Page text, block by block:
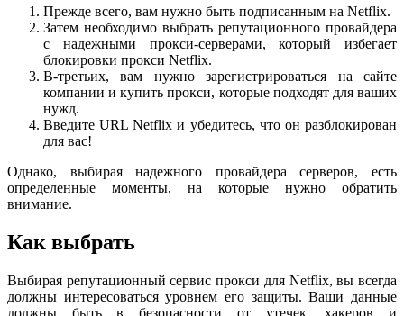
Прежде всего, вам нужно быть подписанным на Netflix.
Затем необходимо выбрать репутационного провайдера
с надежными прокси-серверами, который избегает
блокировки прокси Netflix.
В-третьих, вам нужно зарегистрироваться на сайте
компании и купить прокси, которые подходят для ваших
нужд.
Введите URL Netflix и убедитесь, что он разблокирован
для вас!
Однако, выбирая надежного провайдера серверов, есть
определенные моменты, на которые нужно обратить
внимание.
Как выбрать
Выбирая репутационный сервис прокси для Netflix, вы всегда
должны интересоваться уровнем его защиты. Ваши данные